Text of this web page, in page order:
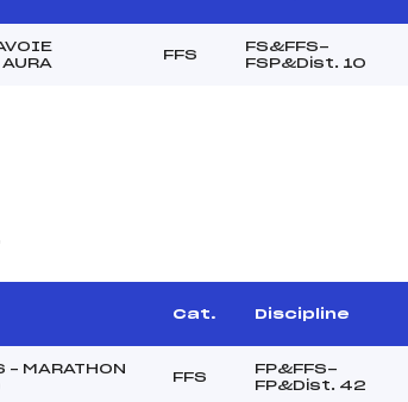
FFS
FS&FFS-
FSP&Dist. 10
Cat. Discipline
MARATHON
FFS
FP&FFS-
FP&Dist. 42